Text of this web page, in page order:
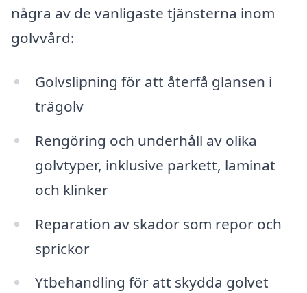
några av de vanligaste tjänsterna inom
golvvård:
Golvslipning för att återfå glansen i
trägolv
Rengöring och underhåll av olika
golvtyper, inklusive parkett, laminat
och klinker
Reparation av skador som repor och
sprickor
Ytbehandling för att skydda golvet